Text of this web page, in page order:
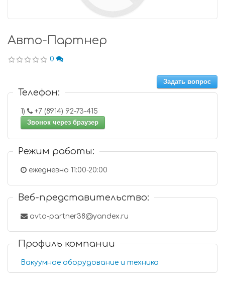
Авто-Партнер
0
Задать вопрос
Телефон:
1)
+7 (8914) 92-73-415
Звонок через браузер
Режим работы:
ежедневно 11:00-20:00
Веб-представительство:
avto-partner38@yandex.ru
Профиль компании
Вакуумное оборудование и техника